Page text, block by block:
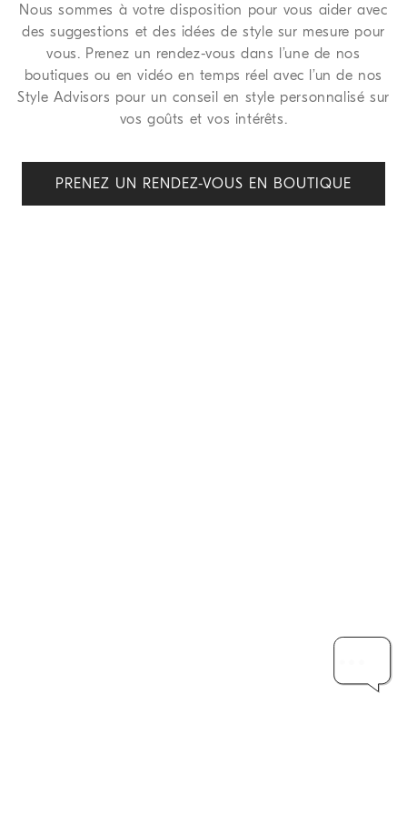
Nous sommes à votre disposition pour vous aider avec
des suggestions et des idées de style sur mesure pour
vous. Prenez un rendez-vous dans l’une de nos
boutiques ou en vidéo en temps réel avec l’un de nos
Style Advisors pour un conseil en style personnalisé sur
vos goûts et vos intérêts.
PRENEZ UN RENDEZ-VOUS EN BOUTIQUE